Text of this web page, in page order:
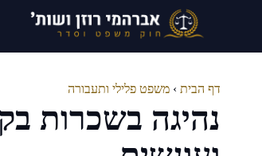
דף הבית › משפט פלילי ותעבורה
נהיגה בשכרות